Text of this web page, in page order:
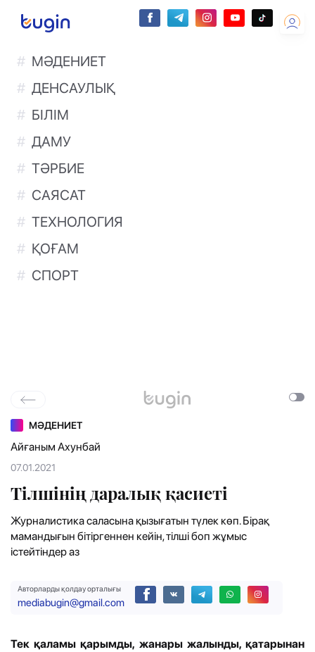
МӘДЕНИЕТ
ДЕНСАУЛЫҚ
БІЛІМ
ДАМУ
ТӘРБИЕ
САЯСАТ
ТЕХНОЛОГИЯ
ҚОҒАМ
СПОРТ
МӘДЕНИЕТ
Айғаным Ахунбай
07.01.2021
Тілшінің даралық қасиеті
Журналистика саласына қызығатын түлек көп. Бірақ
мамандығын бітіргеннен кейін, тілші боп жұмыс
істейтіндер аз
Авторларды қолдау орталығы
mediabugin@gmail.com
Тек қаламы қарымды, жанары жалынды, қатарынан